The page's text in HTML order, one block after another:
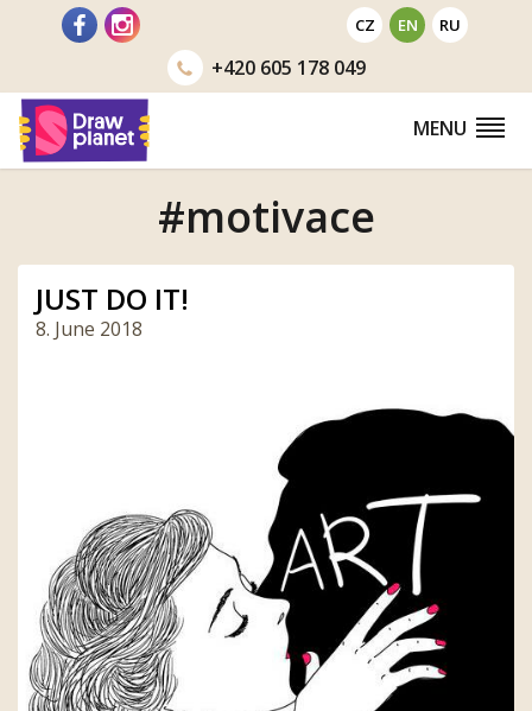
CZ EN RU
+420605 178 049
MENU
#motivace
JUST DO IT!
8. June 2018